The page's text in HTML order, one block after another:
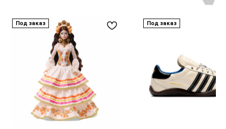
Под заказ Под заказ